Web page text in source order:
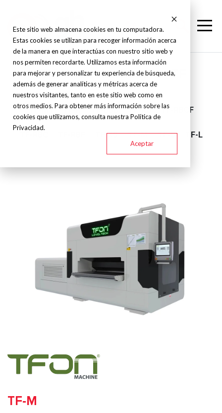
Este sitio web almacena cookies en tu computadora.
Estas cookies se utilizan para recoger información acerca
de la manera en que interactúas con nuestro sitio web y
nos permiten recordarte. Utilizamos esta información
para mejorar y personalizar tu experiencia de búsqueda,
además de generar analíticas y métricas acerca de
nuestros visitantes, tanto en este sitio web como en
otros medios. Para obtener más información sobre las
cookies que utilizamos, consulta nuestra Política de
Privacidad.
Aceptar
TFON - Desbarbadora - TF
TF-M1 TF-R TF-BBB TF-RB TF-RBCF
TF-XS TF-M TF-S TF-L
TF-M